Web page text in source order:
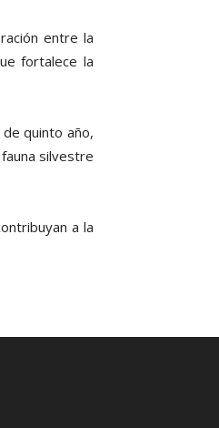
entre la
fortalece la
quinto año,
silvestre
a la